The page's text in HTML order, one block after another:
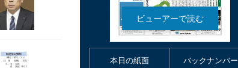
本日の紙面 バックナンバー